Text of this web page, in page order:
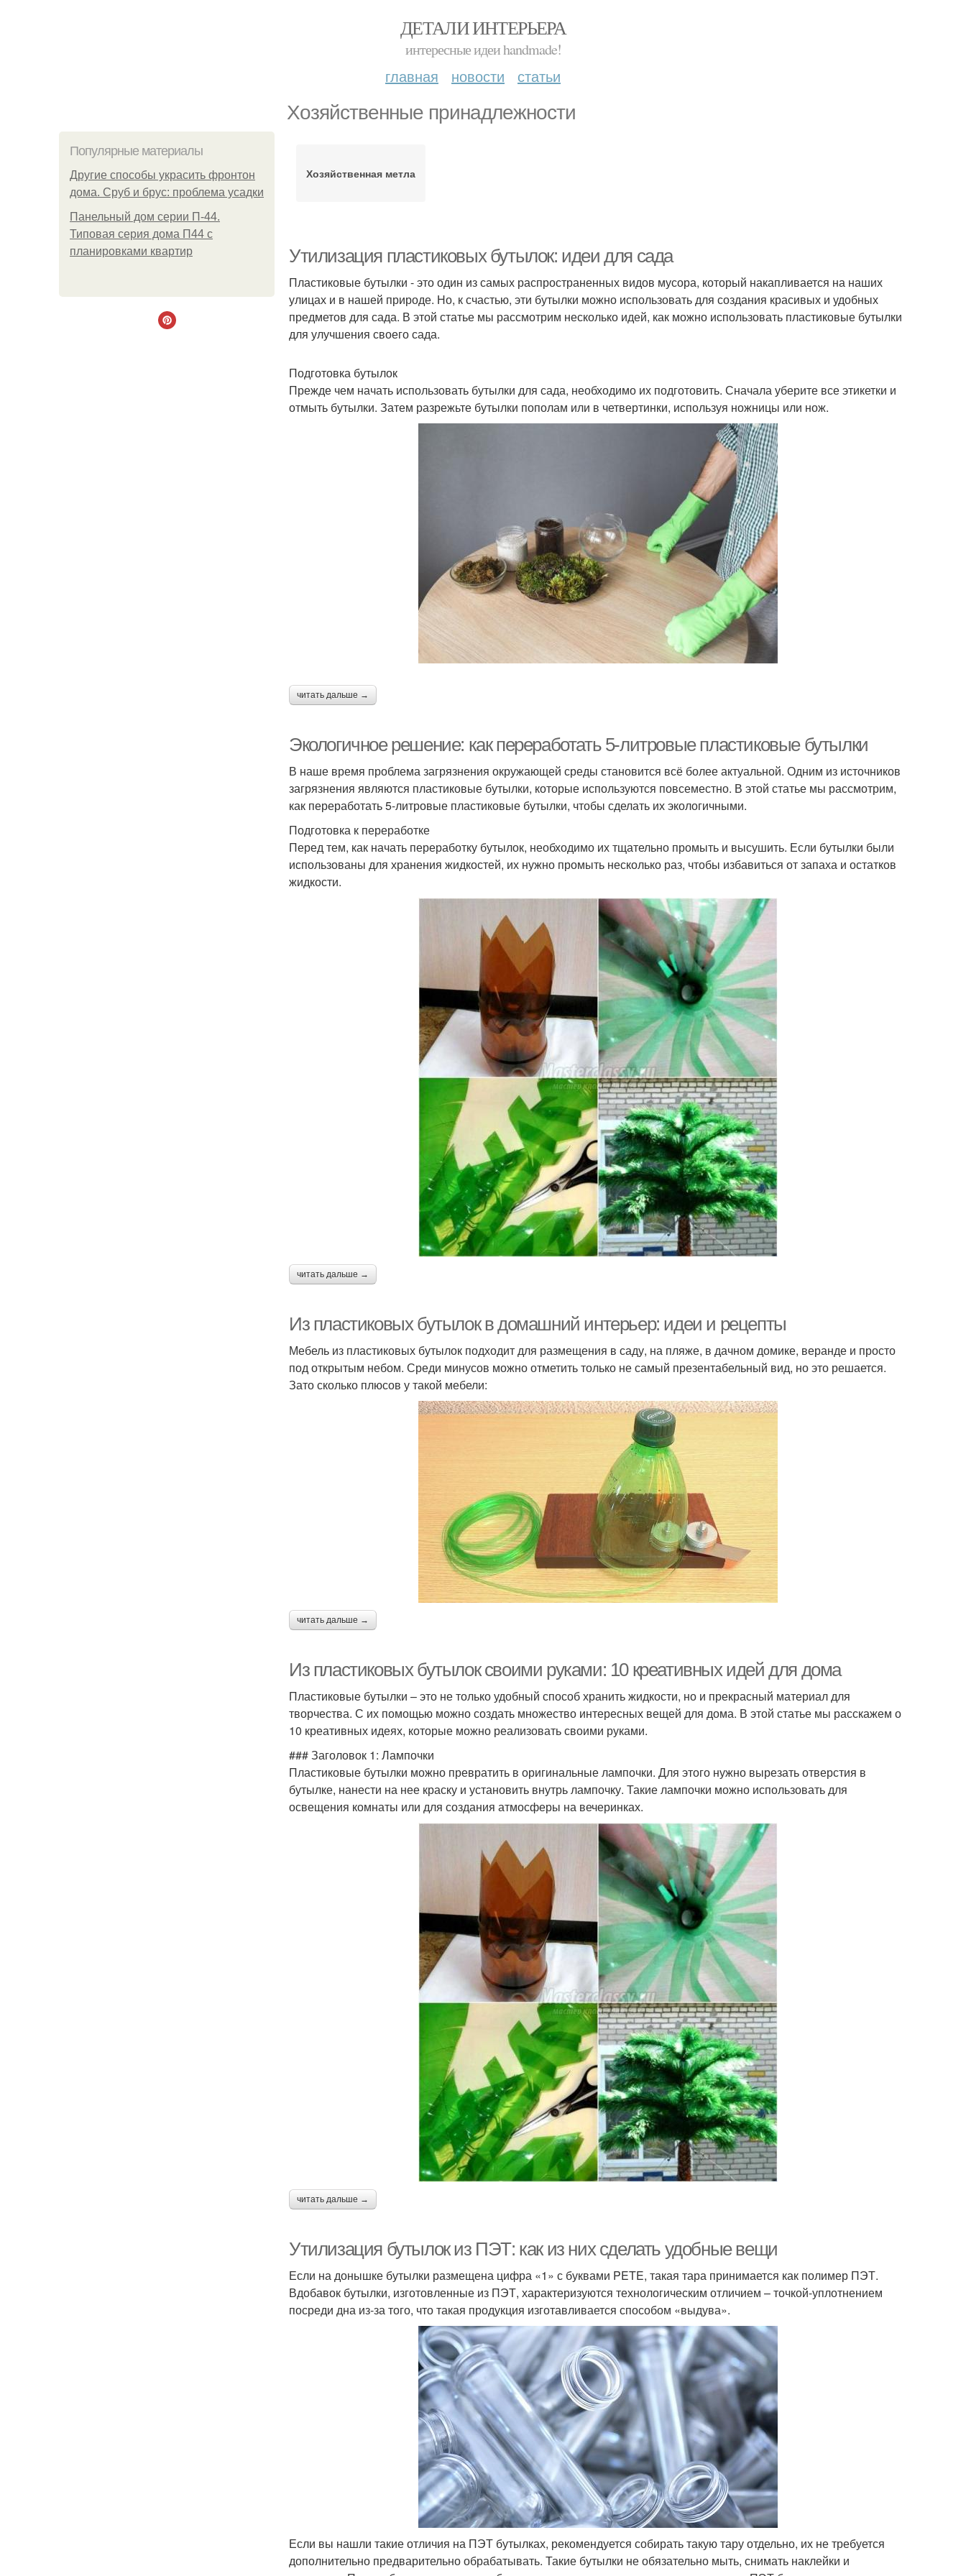
ДЕТАЛИ ИНТЕРЬЕРА
интересные идеи handmade!
главная новости статьи
Хозяйственные принадлежности
Популярные материалы
Другие способы украсить фронтон
дома. Сруб и брус: проблема усадки
Панельный дом серии П-44.
Типовая серия дома П44 с
планировками квартир
Хозяйственная метла
Утилизация пластиковых бутылок: идеи для сада
Пластиковые бутылки - это один из самых распространенных видов мусора, который накапливается на наших
улицах и в нашей природе. Но, к счастью, эти бутылки можно использовать для создания красивых и удобных
предметов для сада. В этой статье мы рассмотрим несколько идей, как можно использовать пластиковые бутылки
для улучшения своего сада.
Подготовка бутылок
Прежде чем начать использовать бутылки для сада, необходимо их подготовить. Сначала уберите все этикетки и
отмыть бутылки. Затем разрежьте бутылки пополам или в четвертинки, используя ножницы или нож.
читать дальше →
Экологичное решение: как переработать 5-литровые пластиковые бутылки
В наше время проблема загрязнения окружающей среды становится всё более актуальной. Одним из источников
загрязнения являются пластиковые бутылки, которые используются повсеместно. В этой статье мы рассмотрим,
как переработать 5-литровые пластиковые бутылки, чтобы сделать их экологичными.
Подготовка к переработке
Перед тем, как начать переработку бутылок, необходимо их тщательно промыть и высушить. Если бутылки были
использованы для хранения жидкостей, их нужно промыть несколько раз, чтобы избавиться от запаха и остатков
жидкости.
читать дальше →
Из пластиковых бутылок в домашний интерьер: идеи и рецепты
Мебель из пластиковых бутылок подходит для размещения в саду, на пляже, в дачном домике, веранде и просто
под открытым небом. Среди минусов можно отметить только не самый презентабельный вид, но это решается.
Зато сколько плюсов у такой мебели:
читать дальше →
Из пластиковых бутылок своими руками: 10 креативных идей для дома
Пластиковые бутылки – это не только удобный способ хранить жидкости, но и прекрасный материал для
творчества. С их помощью можно создать множество интересных вещей для дома. В этой статье мы расскажем о
10 креативных идеях, которые можно реализовать своими руками.
### Заголовок 1: Лампочки
Пластиковые бутылки можно превратить в оригинальные лампочки. Для этого нужно вырезать отверстия в
бутылке, нанести на нее краску и установить внутрь лампочку. Такие лампочки можно использовать для
освещения комнаты или для создания атмосферы на вечеринках.
читать дальше →
Утилизация бутылок из ПЭТ: как из них сделать удобные вещи
Если на донышке бутылки размещена цифра «1» с буквами PETE, такая тара принимается как полимер ПЭТ.
Вдобавок бутылки, изготовленные из ПЭТ, характеризуются технологическим отличием – точкой-уплотнением
посреди дна из-за того, что такая продукция изготавливается способом «выдува».
Если вы нашли такие отличия на ПЭТ бутылках, рекомендуется собирать такую тару отдельно, их не требуется
дополнительно предварительно обрабатывать. Такие бутылки не обязательно мыть, снимать наклейки и